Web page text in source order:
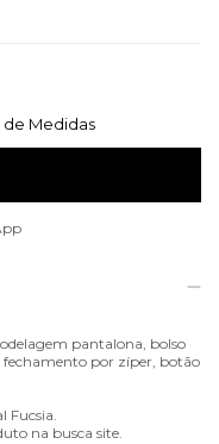
de Medidas
pantalona, bolso
fechamento por zíper, botão
Fucsia.
na busca site.